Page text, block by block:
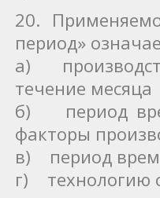
20.
период»
а)
течение месяца
б) период
факторы
в) период
г) технологию